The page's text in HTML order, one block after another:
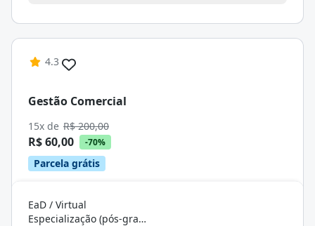
4.3
Gestão Comercial
15x de R$ 200,00
R$ 60,00 -70%
Parcela grátis
EaD / Virtual
Especialização (pós-graduação)